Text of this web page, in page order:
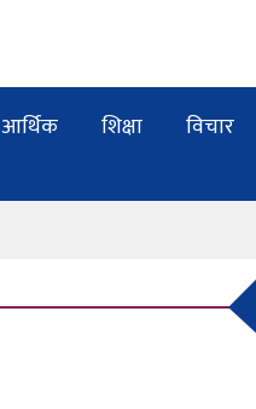
आर्थिक शिक्षा विचार